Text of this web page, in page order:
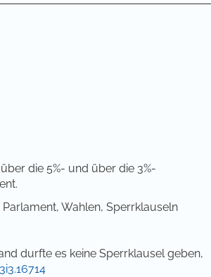
die 5%- und über die 3%-
Wahlen, Sperrklauseln
durfte es keine Sperrklausel geben,